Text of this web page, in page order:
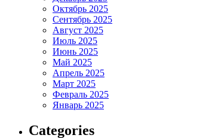
Октябрь 2025
Сентябрь 2025
Август 2025
Июль 2025
Июнь 2025
Май 2025
Апрель 2025
Март 2025
Февраль 2025
Январь 2025
Categories